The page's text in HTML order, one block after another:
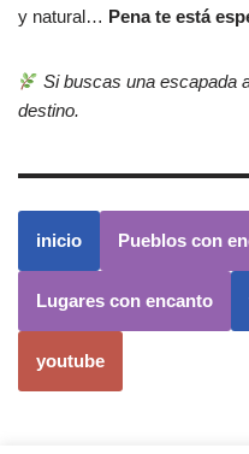
y natural… Pena te está
Si buscas una escapada
destino.
inicio Pueblos con
Lugares con encanto
youtube